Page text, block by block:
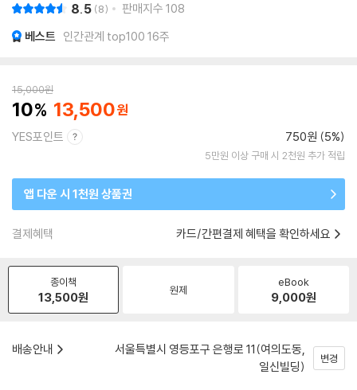
8.5 8 판매지수 108
베스트 인간관계 top100 16주
15,000원
10 13,500
YES포인트 750원 (5%)
5만원 이상 구매 시 2천원 추가 적립
앱 다운 시 1천원 상품권
결제혜택 카드/간편결제 혜택을 확인하세요
종이책
13,500원 원제
eBook
9,000원
배송안내
서울특별시 영등포구 은행로 11(여의도동,
일신빌딩)
변경